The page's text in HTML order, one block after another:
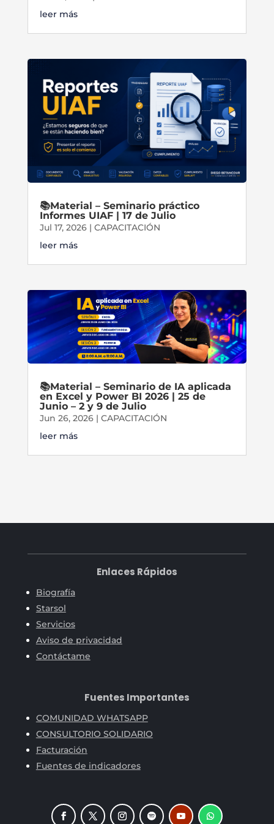
leer más
📚Material – Seminario práctico
Informes UIAF | 17 de Julio
Jul 17, 2026| CAPACITACIÓN
leer más
📚Material – Seminario de IA aplicada
en Excel y Power BI 2026 | 25 de
Junio – 2 y 9 de Julio
Jun 26, 2026| CAPACITACIÓN
leer más
Enlaces Rápidos
Biografía
Starsol
Servicios
Aviso de privacidad
Contáctame
Fuentes Importantes
COMUNIDAD WHATSAPP
CONSULTORIO SOLIDARIO
Facturación
Fuentes de indicadores